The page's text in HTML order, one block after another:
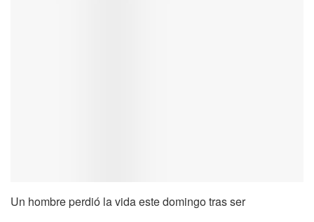
Un hombre perdió la vida este domingo tras ser